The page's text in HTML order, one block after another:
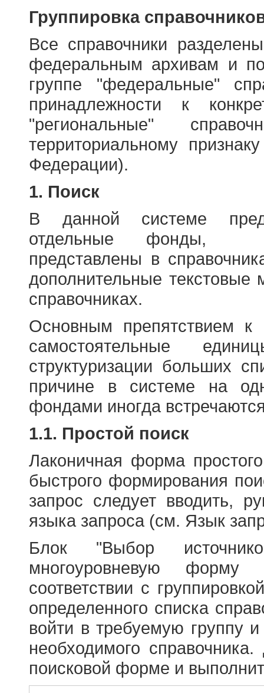
Группировка
Все справочники
федеральным архивам и
группе "федеральные"
принадлежности к
"региональные"
территориальному
Федерации).
1. Поиск
В данной системе
отдельные фонды,
представлены в
дополнительные
справочниках.
Основным препятствием
самостоятельные
структуризации больших
причине в системе на
фондами иногда
1.1. Простой поиск
Лаконичная форма
быстрого формирования
запрос следует вводить,
языка запроса (см. Язык
Блок "Выбор
многоуровневую форму
соответствии с
определенного списка
войти в требуемую группу и
необходимого
поисковой форме и